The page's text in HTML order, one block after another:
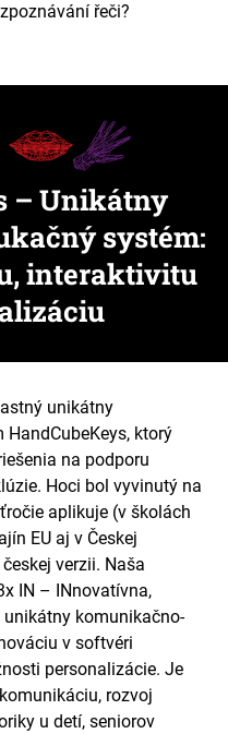
řeči?
– Unikátny
systém:
interaktivitu
unikátny
ktorý
na podporu
Hoci bol vyvinutý na
aplikuje (v školách
EU aj v Českej
verzii. Naša
IN – INnovatívna,
unikátny komunikačno-
v softvéri
personalizácie. Je
rozvoj
u detí, seniorov